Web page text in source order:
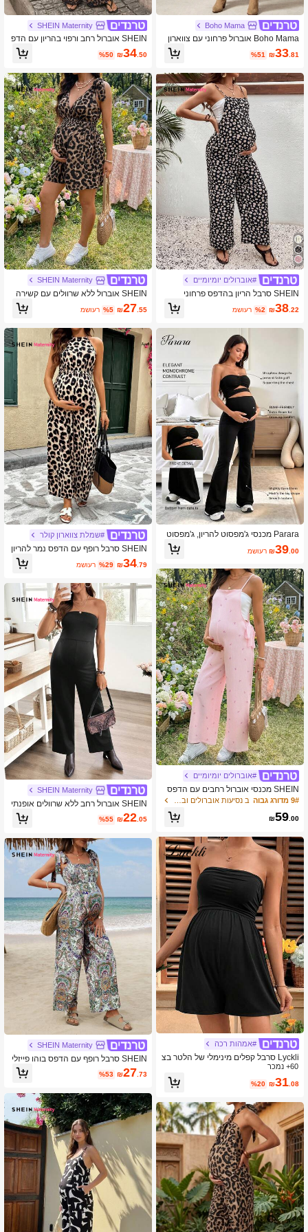
Boho Mama
Boho Mama אוברול פרחוני עם צווארון
מרובע ורגליים מתרחבות לנשים בהריון, א
לגנטי לחופשה
₪33.81
%51
#אוברולים יומיומיים
SHEIN סרבל הריון בהדפס פרחוני
₪38.22
%2 משוער
Parara מכנסי ג'מפסוט להריון, ג'מפסוט
להריון נוח ואופנתי שחור לקיץ
₪39.00 משוער
#אוברולים יומיומיים
SHEIN מכנסי אוברול רחבים עם הדפס
פפיון רב-תכליתי ואופנתיים להריון
9# מדורג גבוה
₪59.00
#אמהות רכה
Lyckli סרבל קפלים מינימלי של הלטר בצ
בע אחיד להריון
60+ נמכר
₪31.08
%20
SHEIN Maternity
SHEIN אוברול רחב ורפוי בהריון עם הדפ
ס נמר
₪34.50
%50
SHEIN Maternity
SHEIN אוברול ללא שרוולים עם קשירה
על הכתף בהדפס נמר לנשים בהריון
₪27 .55
%5 משוער
#שמלת צווארון קולר
SHEIN סרבל רופף עם הדפס נמר להריון
₪34.79
%29 משוער
SHEIN Maternity
SHEIN אוברול רחב ללא שרוולים אופנתי
עם כיסים וכתפיים לנשים בהריון
₪22.05
%55
SHEIN Maternity
SHEIN סרבל רופף עם הדפס בוהו פייזלי
להריון
₪27.73
%53